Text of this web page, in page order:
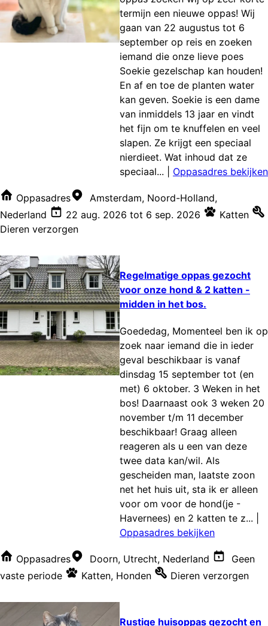
termijn een nieuwe oppas! Wij
gaan van 22 augustus tot 6
september op reis en zoeken
iemand die onze lieve poes
Soekie gezelschap kan houden!
En af en toe de planten water
kan geven. Soekie is een dame
van inmiddels 13 jaar en vindt
het fijn om te knuffelen en veel
slapen. Ze krijgt een speciaal
nierdieet. Wat inhoud dat ze
speciaal...
Oppasadres bekijken
Oppasadres
Amsterdam, Noord-Holland,
Nederland
22 aug. 2026 tot 6 sep. 2026
Katten
Dieren verzorgen
Regelmatige oppas gezocht
voor onze hond & 2 katten -
midden in het bos.
Goededag, Momenteel ben ik op
zoek naar iemand die in ieder
geval beschikbaar is vanaf
dinsdag 15 september tot (en
met) 6 oktober. 3 Weken in het
bos! Daarnaast ook 3 weken 20
november t/m 11 december
beschikbaar! Graag alleen
reageren als u een van deze
twee data kan/wil. Als
gescheiden man, laatste zoon
net het huis uit, sta ik er alleen
voor om voor de hond(je -
Havernees) en 2 katten te z...
Oppasadres bekijken
Oppasadres Doorn, Utrecht, Nederland
Geen
vaste periode
Katten, Honden Dieren verzorgen
Rustige huisoppas gezocht en